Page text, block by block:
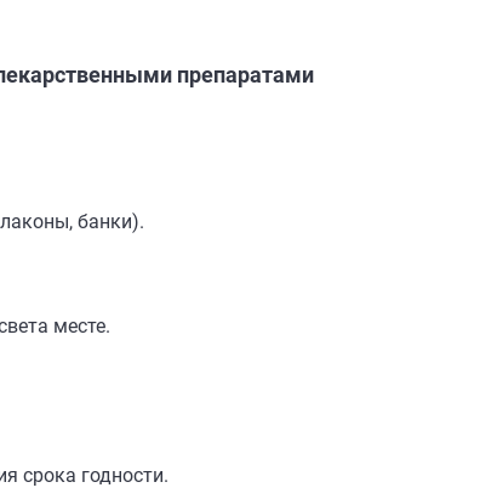
препаратами
банки).
месте.
срока годности.